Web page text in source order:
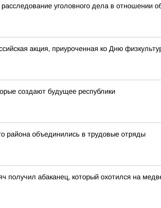
уголовного дела в отношении
акция, приуроченная ко Дню
создают будущее республики
района объединились в трудовые отряды
получил абаканец, который охотился на